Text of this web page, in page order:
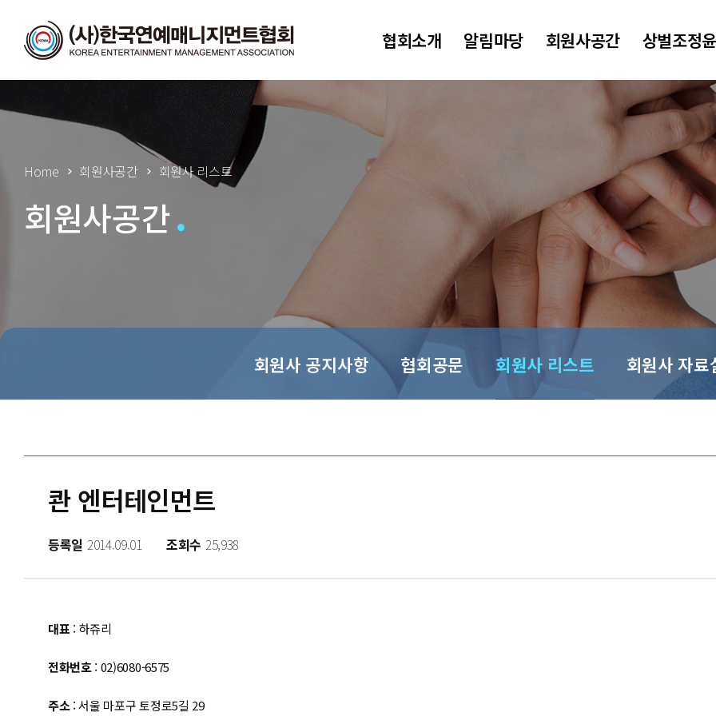
협회소개 알림마당 회원사공간 상벌조정
Home 회원사공간 회원사 리스트
회원사공간
회원사 공지사항 협회공문 회원사 리스트 회원사 자료
콴 엔터테인먼트
등록일 2014.09.01 조회수 25,938
대표: 하쥬리
전화번호: 02)6080-6575
주소: 서울 마포구 토정로5길 29